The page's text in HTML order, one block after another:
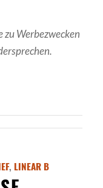
zu Werbezwecken
, LINEAR B